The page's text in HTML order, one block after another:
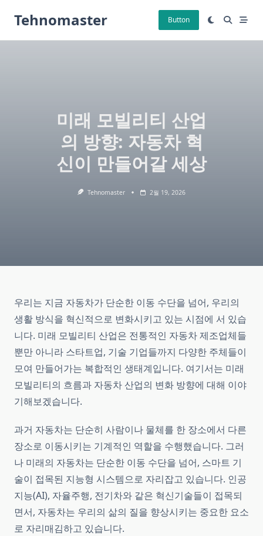
Tehnomaster Button
미래 모빌리티 산업
의 방향: 자동차 혁
신이 만들어갈 세상
Tehnomaster 2월 19, 2026
우리는 지금 자동차가 단순한 이동 수단을 넘어, 우리의
생활 방식을 혁신적으로 변화시키고 있는 시점에 서 있습
니다. 미래 모빌리티 산업은 전통적인 자동차 제조업체들
뿐만 아니라 스타트업, 기술 기업들까지 다양한 주체들이
모여 만들어가는 복합적인 생태계입니다. 여기서는 미래
모빌리티의 흐름과 자동차 산업의 변화 방향에 대해 이야
기해보겠습니다.
과거 자동차는 단순히 사람이나 물체를 한 장소에서 다른
장소로 이동시키는 기계적인 역할을 수행했습니다. 그러
나 미래의 자동차는 단순한 이동 수단을 넘어, 스마트 기
술이 접목된 지능형 시스템으로 자리잡고 있습니다. 인공
지능(AI), 자율주행, 전기차와 같은 혁신기술들이 접목되
면서, 자동차는 우리의 삶의 질을 향상시키는 중요한 요소
로 자리매김하고 있습니다.